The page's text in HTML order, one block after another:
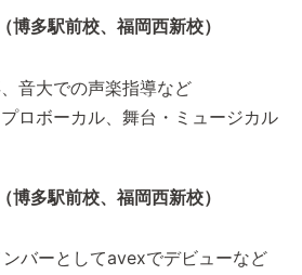
博多駅前校、福岡西新校）
音大での声楽指導など
プロボーカル、舞台・ミュージカル
博多駅前校、福岡西新校）
ンバーとしてavexでデビューなど